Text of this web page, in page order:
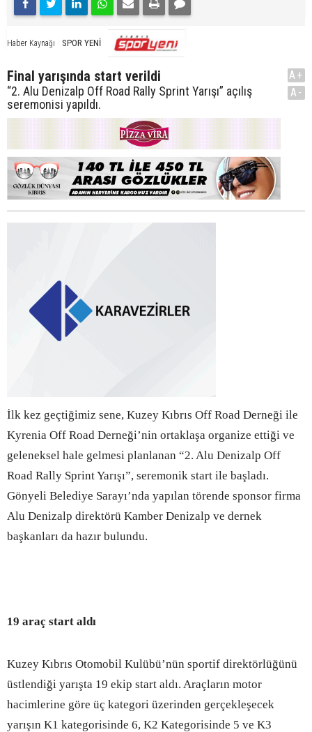
Haber Kaynağı SPOR YENİ
Final yarışında start verildi
“2. Alu Denizalp Off Road Rally Sprint Yarışı” açılış
seremonisi yapıldı.
A+
A-
İlk kez geçtiğimiz sene, Kuzey Kıbrıs Off Road Derneği ile
Kyrenia Off Road Derneği’nin ortaklaşa organize ettiği ve
geleneksel hale gelmesi planlanan “2. Alu Denizalp Off
Road Rally Sprint Yarışı”, seremonik start ile başladı.
Gönyeli Belediye Sarayı’nda yapılan törende sponsor firma
Alu Denizalp direktörü Kamber Denizalp ve dernek
başkanları da hazır bulundu.
19 araç start aldı
Kuzey Kıbrıs Otomobil Kulübü’nün sportif direktörlüğünü
üstlendiği yarışta 19 ekip start aldı. Araçların motor
hacimlerine göre üç kategori üzerinden gerçekleşecek
yarışın K1 kategorisinde 6, K2 Kategorisinde 5 ve K3